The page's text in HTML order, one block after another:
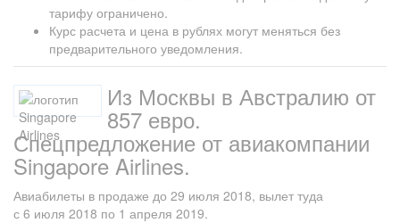
тарифу ограничено.
Курс расчета и цена в рублях могут меняться без
предварительного уведомления.
Из Москвы в Австралию от
857 евро.
Спецпредложение от авиакомпании
Singapore Airlines.
Авиабилеты в продаже до 29 июля 2018, вылет туда
с 6 июля 2018 по 1 апреля 2019.